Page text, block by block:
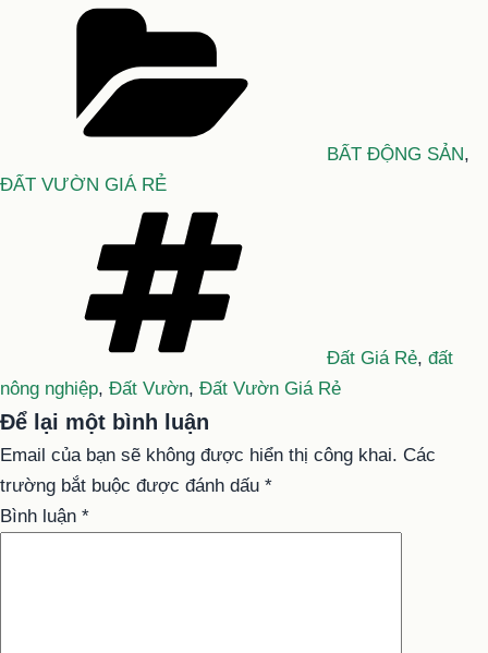
BẤT ĐỘNG SẢN,
ĐẤT VƯỜN GIÁ RẺ
Đất Giá Rẻ, đất
nông nghiệp, Đất Vườn, Đất Vườn Giá Rẻ
Để lại một bình luận
Email của bạn sẽ không được hiển thị công khai. Các
trường bắt buộc được đánh dấu *
Bình luận *